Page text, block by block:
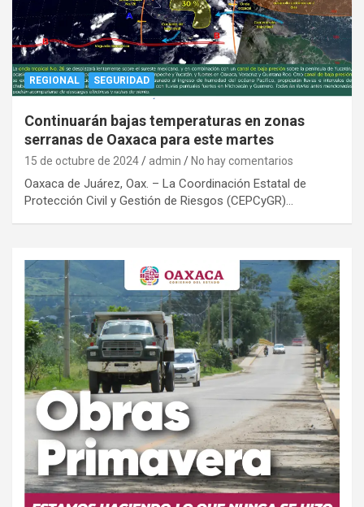
REGIONAL SEGURIDAD
Continuarán bajas temperaturas en zonas
serranas de Oaxaca para este martes
15 de octubre de 2024 admin No hay comentarios
Oaxaca de Juárez, Oax. – La Coordinación Estatal de
Protección Civil y Gestión de Riesgos (CEPCyGR)…